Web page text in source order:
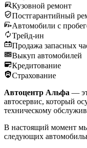
Кузовной ремонт
Постгарантийный
Автомобили с
Трейд-ин
Продажа запасных
Выкуп автомобилей
Кредитование
Страхование
Автоцентр Альфа —
автосервис, который
техническому
В настоящий момент
следующих